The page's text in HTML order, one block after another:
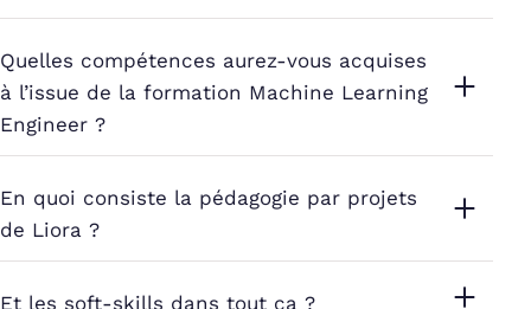
Quelles compétences aurez-vous acquises
à l’issue de la formation Machine Learning
Engineer ?
En quoi consiste la pédagogie par projets
de Liora ?
Et les soft-skills dans tout ça ?